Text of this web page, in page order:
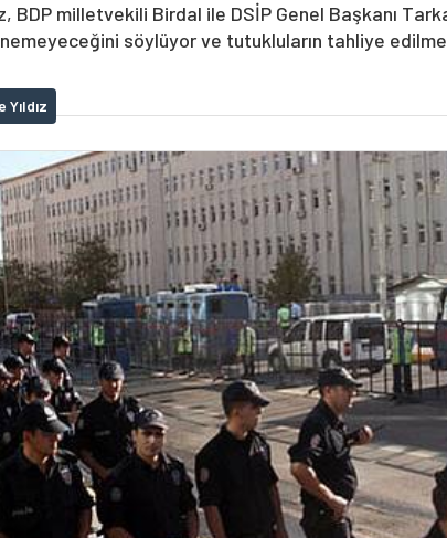
BDP milletvekili Birdal ile DSİP Genel Başkanı
söylüyor ve tutukluların tahliye
Yıldız